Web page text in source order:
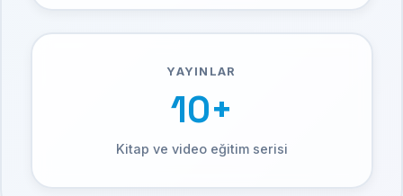
YAYINLAR
10+
Kitap ve video eğitim serisi